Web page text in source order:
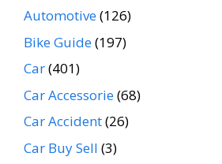
Automotive(126)
Bike Guide(197)
Car(401)
Car Accessorie(68)
Car Accident(26)
Car Buy Sell (3)